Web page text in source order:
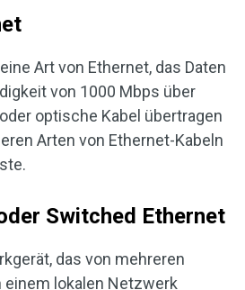
Art von Ethernet, das Daten
von 1000 Mbps über
optische Kabel übertragen
Arten von Ethernet-Kabeln
Switched Ethernet
das von mehreren
lokalen Netzwerk